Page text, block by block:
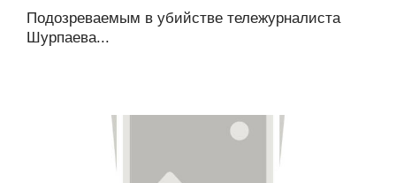
Подозреваемым в убийстве тележурналиста
Шурпаева...